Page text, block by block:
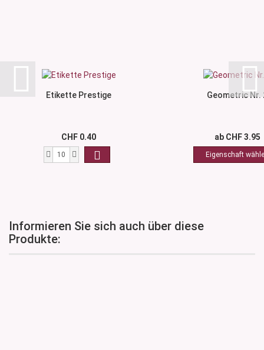
Etikette Prestige
CHF 0.40
Geometric Nr.
ab CHF 3.95
Informieren Sie sich auch über diese
Produkte: